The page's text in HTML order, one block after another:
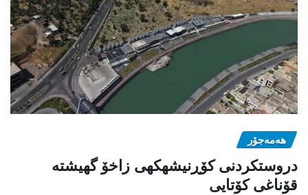
هەمەجۆر
دروستکردنی کۆڕنیشهكهی زاخۆ گهیشته
قۆناغی کۆتایی